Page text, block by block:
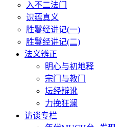
入不二法门
识蕴真义
胜鬘经讲记(一)
胜鬘经讲记(二)
法义辨正
明心与初地释
宗门与教门
坛经辩讹
力挽狂澜
访谈专栏